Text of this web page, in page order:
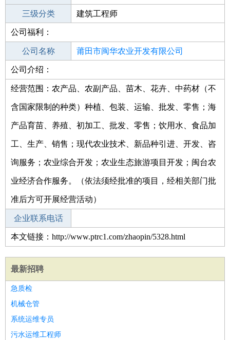
二级分类 建筑/装修
三级分类 建筑工程师
其他行业
公司福利：
公司名称 莆田市闽华农业开发有限公司
公司类型
公司介绍：
经营范围：农产品、农副产品、苗木、花卉、中药材（不
含国家限制的种类）种植、包装、运输、批发、零售；海
产品育苗、养殖、初加工、批发、零售；饮用水、食品加
工、生产、销售；现代农业技术、新品种引进、开发、咨
询服务；农业综合开发；农业生态旅游项目开发；闽台农
业经济合作服务。（依法须经批准的项目，经相关部门批
准后方可开展经营活动）
企业联系电话
本文链接：http://www.ptrc1.com/zhaopin/5328.html
最新招聘
急质检
机械仓管
系统运维专员
污水运维工程师